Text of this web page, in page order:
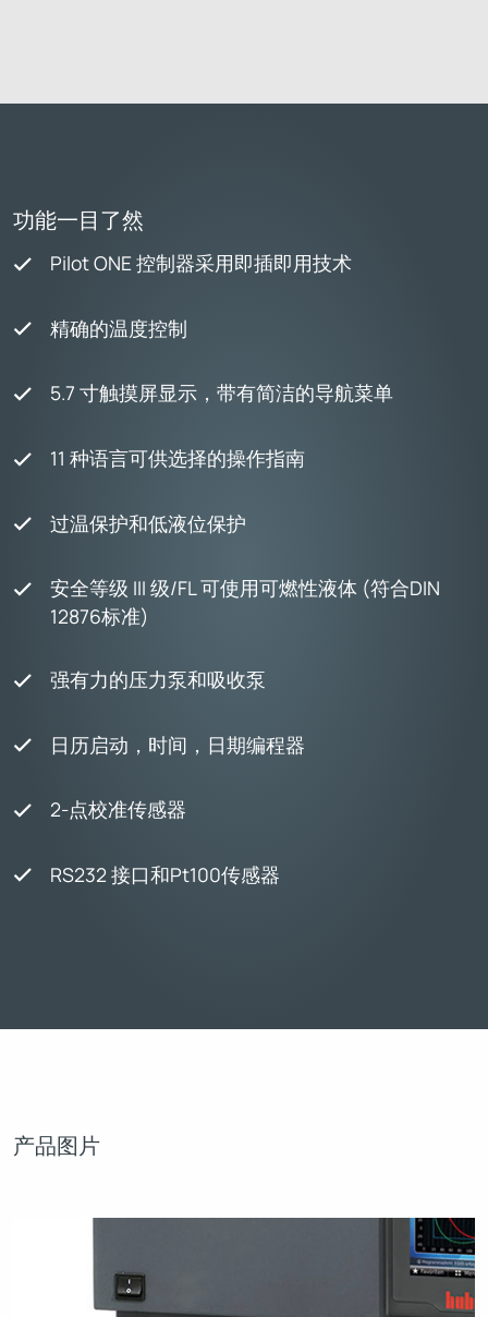
功能一目了然
Pilot ONE 控制器采用即插即用技术
精确的温度控制
5.7 寸触摸屏显示，带有简洁的导航菜单
11 种语言可供选择的操作指南
过温保护和低液位保护
安全等级 III 级/FL 可使用可燃性液体 (符合DIN
12876标准)
强有力的压力泵和吸收泵
日历启动，时间，日期编程器
2-点校准传感器
RS232 接口和Pt100传感器
产品图片